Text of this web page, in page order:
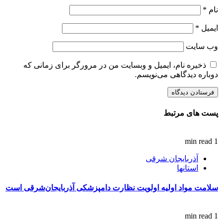
نام *
ایمیل *
وب‌ سایت
ذخیره نام، ایمیل و وبسایت من در مرورگر برای زمانی که
دوباره دیدگاهی می‌نویسم.
پست های مرتبط
1 min read
آذربایجان شرقی
استانها
سلامت مواد اولیه اولویت نظارت دامپزشکی آذربایجان‌شرقی است
1 min read